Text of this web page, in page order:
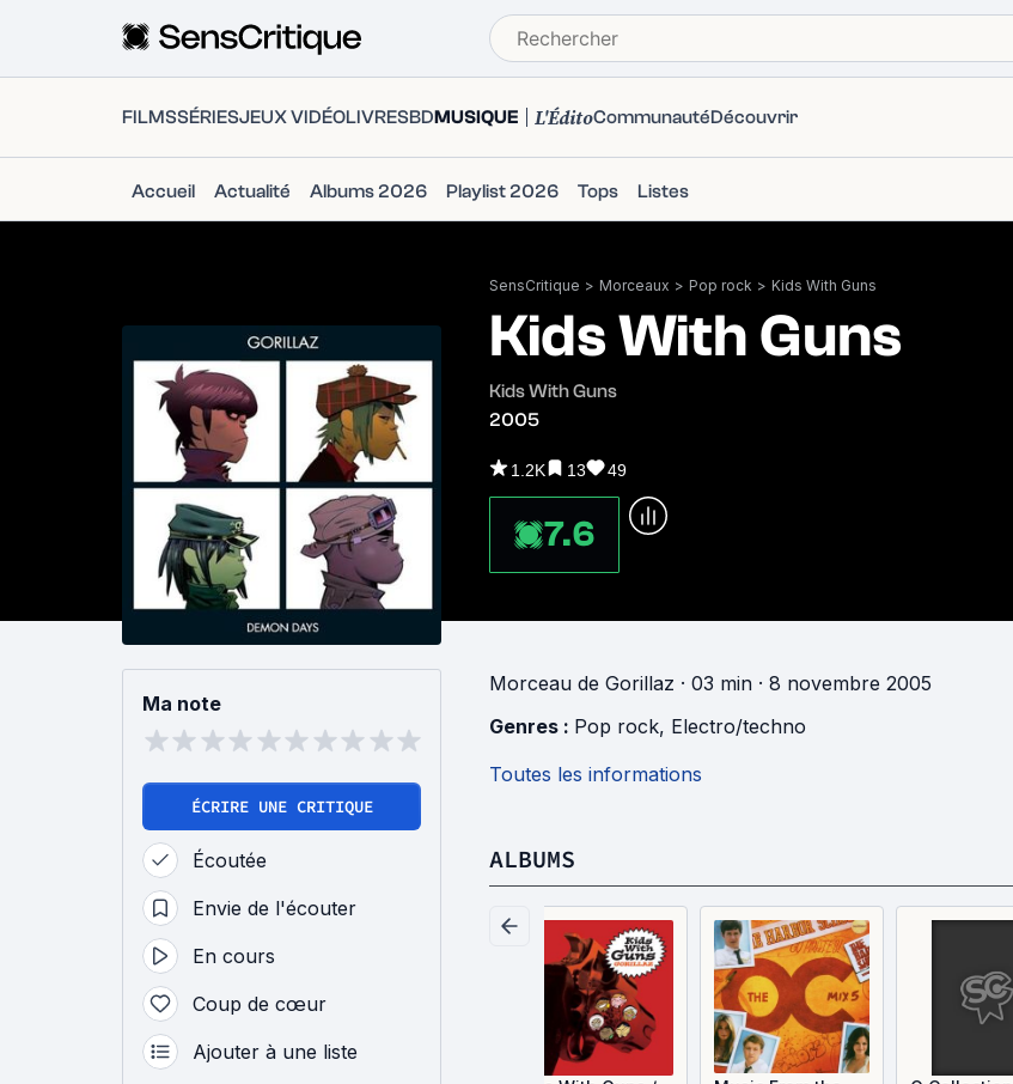
FILMSSÉRIESJEUX VIDÉOLIVRESBDMUSIQUE L'ÉditoCommunautéDécouvrir
Accueil Actualité Albums 2026 Playlist 2026 Tops Listes
SensCritique > Morceaux > Pop rock > Kids With Guns
Kids With Guns
Kids With Guns
2005
1.2K 13 49
7.6
Ma note
ÉCRIRE UNE CRITIQUE
Écoutée
Envie de l'écouter
En cours
Coup de cœur
Ajouter à une liste
Morceau de Gorillaz · 03 min · 8 novembre 2005
Genres : Pop rock, Electro/techno
Toutes les informations
ALBUMS